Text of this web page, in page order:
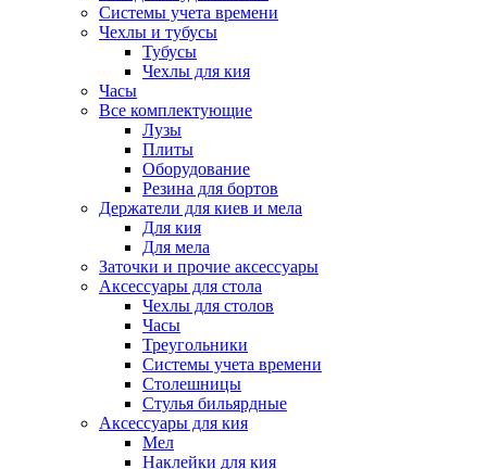
Системы учета времени
Чехлы и тубусы
Тубусы
Чехлы для кия
Часы
Все комплектующие
Лузы
Плиты
Оборудование
Резина для бортов
Держатели для киев и мела
Для кия
Для мела
Заточки и прочие аксессуары
Аксессуары для стола
Чехлы для столов
Часы
Треугольники
Системы учета времени
Столешницы
Стулья бильярдные
Аксессуары для кия
Мел
Наклейки для кия